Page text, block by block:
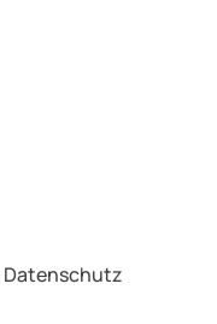
Datenschutz